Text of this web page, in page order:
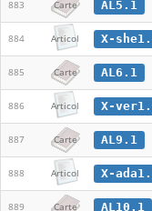
883 Carte AL5.1
884 Articol X-
885 Carte AL6.1
886 Articol X-
887 Carte AL9.1
888 Articol X-
889 Carte AL10.1